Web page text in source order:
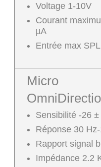
Voltage 1-10V
Courant
µA
Entrée max
Micro
Sensibilité -26 ±
Réponse 30
Rapport signal
Impédance 2.2